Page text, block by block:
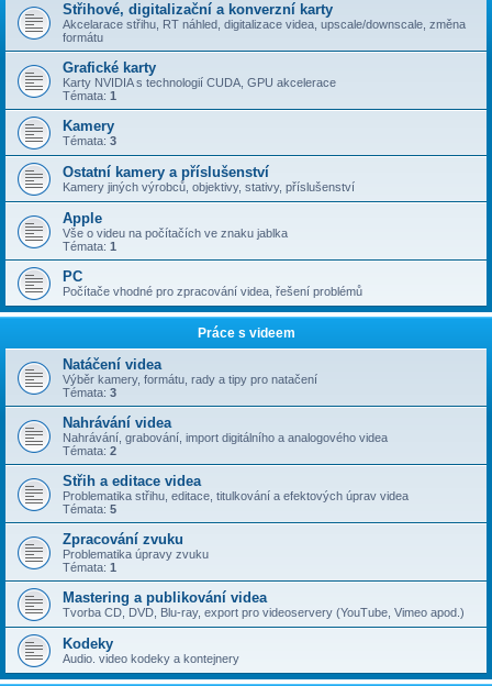
Střihové, digitalizační a konverzní karty
Akcelarace střihu, RT náhled, digitalizace videa, upscale/downscale, změna
formátu
Grafické karty
Karty NVIDIA s technologií CUDA, GPU akcelerace
Témata: 1
Kamery
Témata: 3
Ostatní kamery a příslušenství
Kamery jiných výrobců, objektivy, stativy, příslušenství
Apple
Vše o videu na počítačích ve znaku jablka
Témata: 1
PC
Počítače vhodné pro zpracování videa, řešení problémů
Práce s videem
Natáčení videa
Výběr kamery, formátu, rady a tipy pro natačení
Témata: 3
Nahrávání videa
Nahrávání, grabování, import digitálního a analogového videa
Témata: 2
Střih a editace videa
Problematika střihu, editace, titulkování a efektových úprav videa
Témata: 5
Zpracování zvuku
Problematika úpravy zvuku
Témata: 1
Mastering a publikování videa
Tvorba CD, DVD, Blu-ray, export pro videoservery (YouTube, Vimeo apod.)
Kodeky
Audio. video kodeky a kontejnery